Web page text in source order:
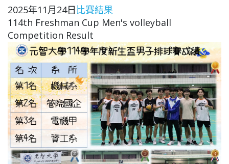
2025年11月24日 比賽結果
114th Freshman Cup Men's volleyball
Competition Result